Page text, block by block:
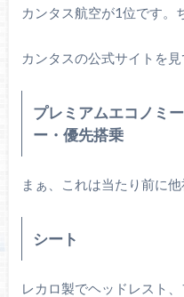
カンタス航空が1位です。
カンタスの公式サイトを
プレミアムエコノミ
ー・優先搭乗
まぁ、これは当たり前に他
シート
レカロ製でヘッドレスト